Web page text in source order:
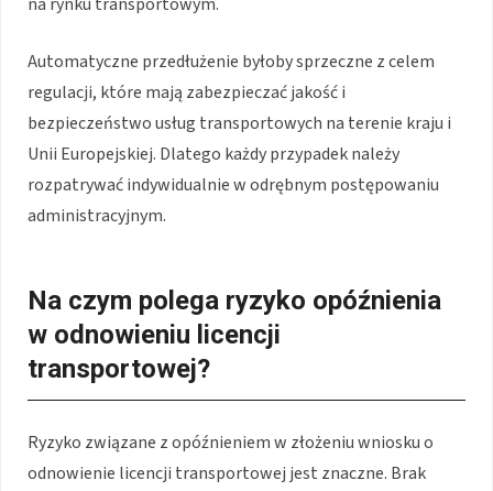
Automatyczne przedłużenie byłoby sprzeczne z celem
regulacji, które mają zabezpieczać jakość i
bezpieczeństwo usług transportowych na terenie kraju i
Unii Europejskiej. Dlatego każdy przypadek należy
rozpatrywać indywidualnie w odrębnym postępowaniu
administracyjnym.
Na czym polega ryzyko opóźnienia
w odnowieniu licencji
transportowej?
Ryzyko związane z opóźnieniem w złożeniu wniosku o
odnowienie licencji transportowej jest znaczne. Brak